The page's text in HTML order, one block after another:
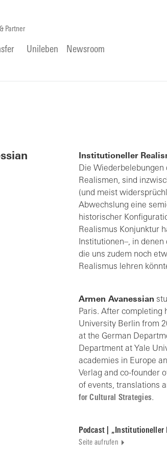
Partner
Unileben Newsroom
Institutioneller
Die Wiederbelebungen
Realismen, sind
(und meist
Abwechslung eine
historischer
Realismus Konjunktur
Institutionen–, in
die uns zudem noch
Realismus lehren
Armen Avanessian
Paris. After completing
University Berlin from
at the German
Department at Yale
academies in Europe
Verlag and co-founder
of events, translations
for Cultural Strategies.
Podcast | „Institutioneller
Seite aufrufen